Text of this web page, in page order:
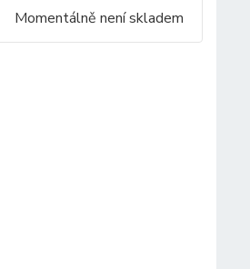
Momentálně není skladem